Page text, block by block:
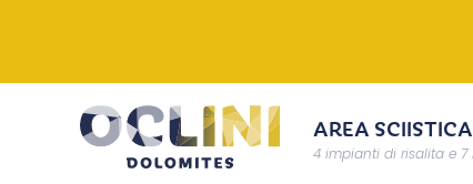
AREA SCIISTICA
4 impianti di risalita e 7